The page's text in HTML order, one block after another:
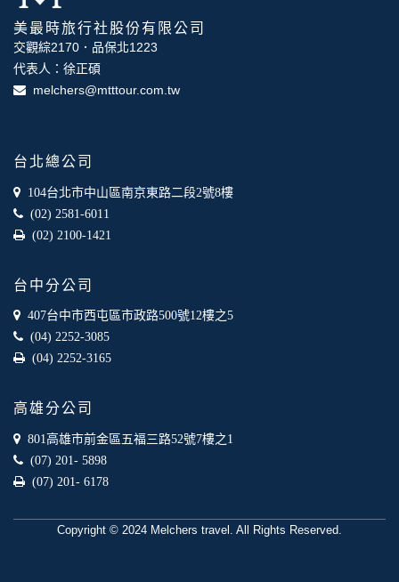
錄等，做為我們增進網站服務的參考依據，此記錄為內部應
用，決不對外公布。
為提供精確的服務，我們會將收集的問卷調查內容進行統計與
分析，分析結果之統計數據或說明文字呈現，除供內部研究
人之資料。
在您於本網站註冊帳號、使用本網站相關產品、服務、活動或
贈獎時，本網站會收集您的個人識別資料，本網站也可以從商
業夥伴處取得個人資料。
身份證字號、電子郵件、出生日期、性別、行業等相關資料，
當您註冊成功，並登入使用我們的服務後，我們即取得您的資
號、電子郵件、出生日期、性別、行業等相關資料，當您註冊
成功，並登入使用我們的服務後，本網站即取得您的資料。
其他除了上述，會保留您在上網瀏覽或查詢時，伺服器自行產
生的相關記錄，包括您使用連線設備的 IP 位址、使用時間、使
用的瀏覽器、瀏覽及點選資料紀錄等。本網站會對個別連線者
的瀏覽器予以標示，歸納使用者瀏覽器在本網站內部所瀏覽的
將此項記錄和您對應。請您注意，在本網站網刊登廣告之廠
商，或與連結本網站，也可能蒐集您個人的資料。對於您主動
提供的個人資訊，這些廣告廠商、或連結網站有其個別的私權
保護政策，其資料處理措施不適用本網站隱私權保護政策，本
本網站將在事前或註冊登錄取得您的同意後，傳送商業性資料
本公司發送，也會在該資料或電子郵件上提供您能隨時停止接
美最時旅行社股份有限公司
交觀綜2170．品保北1223
代表人：徐正碩
melchers@mtttour.com.tw
台北總公司
104台北市中山區南京東路二段2號8樓
(02) 2581-6011
(02) 2100-1421
台中分公司
407台中市西屯區市政路500號12樓之5
(04) 2252-3085
(04) 2252-3165
高雄分公司
801高雄市前金區五福三路52號7樓之1
(07) 201- 5898
(07) 201- 6178
Copyright © 2024 Melchers travel. All Rights Reserved.